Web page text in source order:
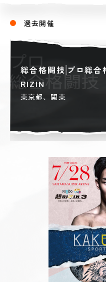
過去開催
総合格闘技 プロ総合
RIZIN
東京都、関東